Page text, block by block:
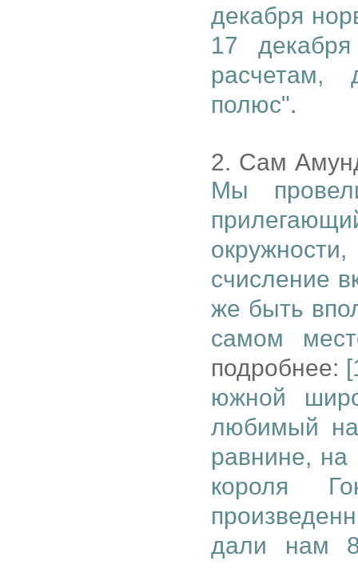
декабря
17
полюс".
2. Сам
Мы
счисление
же быть
самом
подробнее:
южной
любимый
равнине, на
короля
дали нам